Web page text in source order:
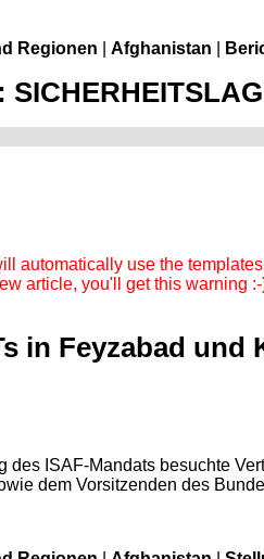
Regionen Afghanistan
automatically use the templates
article, you'll get this warning
in Feyzabad und
ISAF-Mandats besuchte
dem Vorsitzenden des